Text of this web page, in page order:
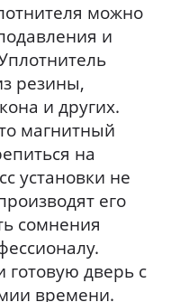
можно
и
резины,
и других.
магнитный
на
установки не
его
сомнения
дверь с
времени.